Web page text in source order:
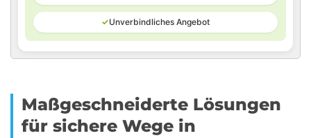
✓Unverbindliches Angebot
Maßgeschneiderte Lösungen
für sichere Wege in